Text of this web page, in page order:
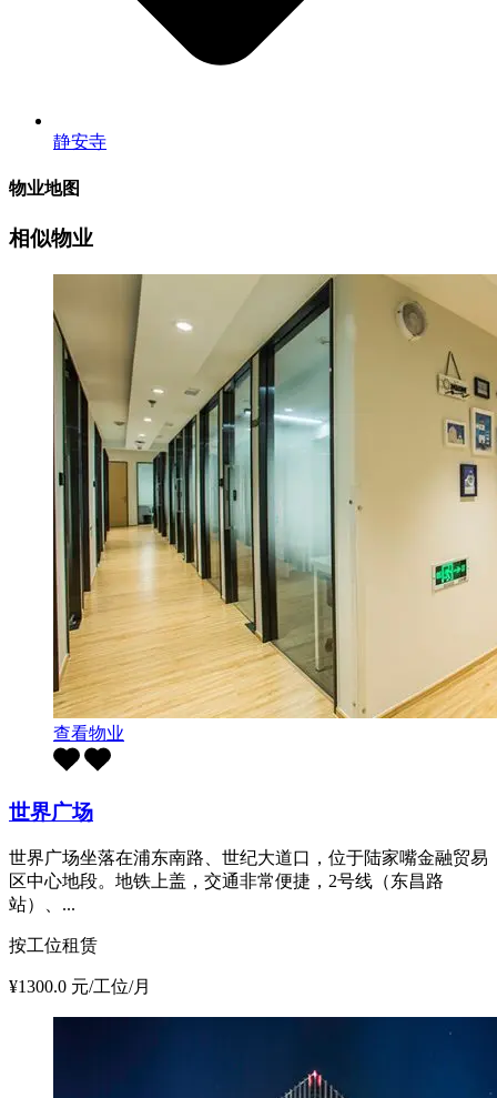
静安寺
物业地图
相似物业
查看物业
世界广场
世界广场坐落在浦东南路、世纪大道口，位于陆家嘴金融贸易
区中心地段。地铁上盖，交通非常便捷，2号线（东昌路
站）、...
按工位租赁
¥1300.0 元/工位/月